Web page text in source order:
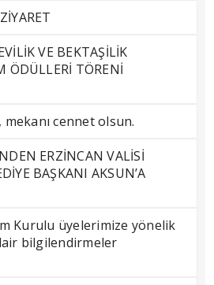
VE BEKTAŞİLİK
ÖDÜLLERİ TÖRENİ
cennet olsun.
ERZİNCAN VALİSİ
BAŞKANI AKSUN’A
Kurulu üyelerimize yönelik
bilgilendirmeler